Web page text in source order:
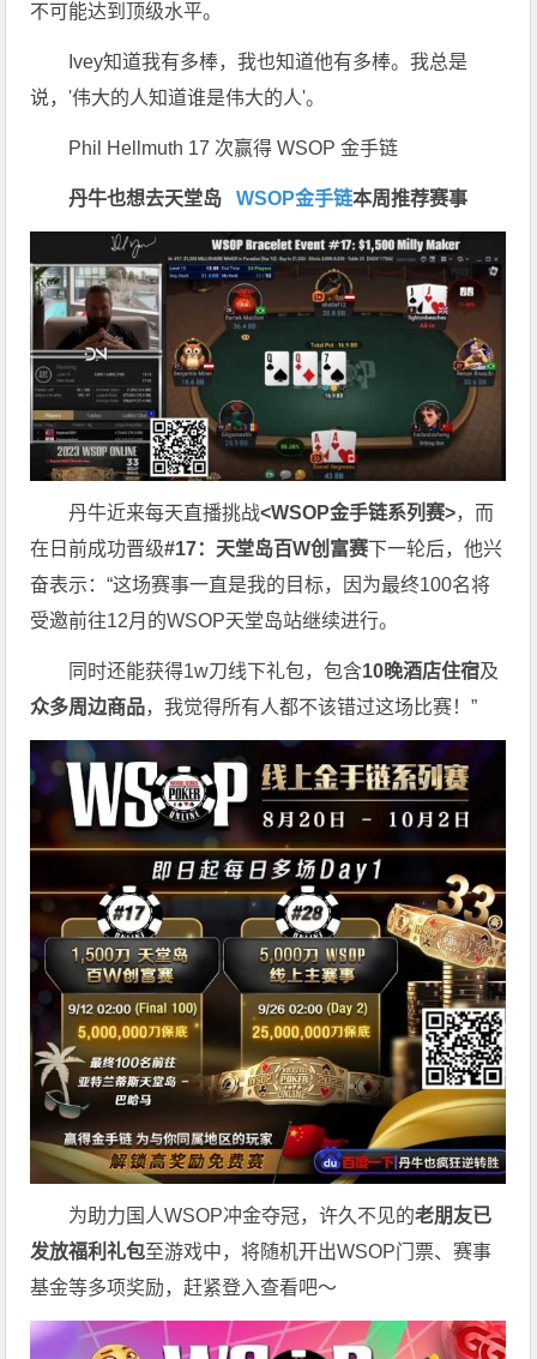
不可能达到顶级水平。
Ivey知道我有多棒，我也知道他有多棒。我总是
说，'伟大的人知道谁是伟大的人'。
Phil Hellmuth 17 次赢得 WSOP 金手链
丹牛也想去天堂岛WSOP金手链本周推荐赛事
丹牛近来每天直播挑战<WSOP金手链系列赛>，而
在日前成功晋级#17：天堂岛百W创富赛下一轮后，他兴
奋表示：“这场赛事一直是我的目标，因为最终100名将
受邀前往12月的WSOP天堂岛站继续进行。
同时还能获得1w刀线下礼包，包含10晚酒店住宿及
众多周边商品，我觉得所有人都不该错过这场比赛！”
为助力国人WSOP冲金夺冠，许久不见的老朋友已
发放福利礼包至游戏中，将随机开出WSOP门票、赛事
基金等多项奖励，赶紧登入查看吧～